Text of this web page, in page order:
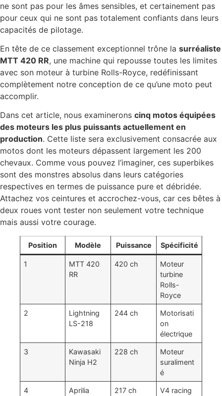
ne sont pas pour les âmes sensibles, et certainement pas
pour ceux qui ne sont pas totalement confiants dans leurs
capacités de pilotage.
En tête de ce classement exceptionnel trône la surréaliste
MTT 420 RR, une machine qui repousse toutes les limites
avec son moteur à turbine Rolls-Royce, redéfinissant
complètement notre conception de ce qu’une moto peut
accomplir.
Dans cet article, nous examinerons cinq motos équipées
des moteurs les plus puissants actuellement en
production. Cette liste sera exclusivement consacrée aux
motos dont les moteurs dépassent largement les 200
chevaux. Comme vous pouvez l’imaginer, ces superbikes
sont des monstres absolus dans leurs catégories
respectives en termes de puissance pure et débridée.
Attachez vos ceintures et accrochez-vous, car ces bêtes à
deux roues vont tester non seulement votre technique
mais aussi votre courage.
Position Modèle Puissance Spécificité
1
MTT 420
RR
420 ch
Moteur
turbine
Rolls-
Royce
2
Lightning
LS-218
244 ch
Motorisati
on
électrique
3
Kawasaki
Ninja H2
228 ch
Moteur
suraliment
é
4
Aprilia
217 ch V4 racing